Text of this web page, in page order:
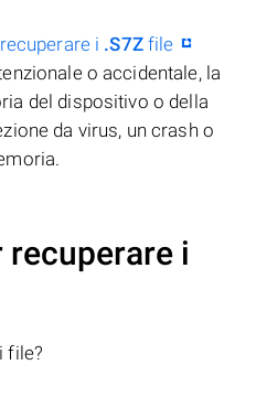
i .S7Zfile
o accidentale, la
del dispositivo o della
da virus, un crash o
recuperare i
file?